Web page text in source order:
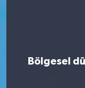
Bölgesel